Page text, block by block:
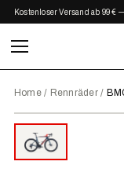
Kostenloser Versand ab 99
Home/ Rennräder/
2026